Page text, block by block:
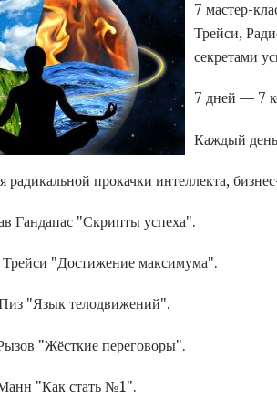
7 мастер-
Трейси,
секретами
7 дней — 7
Каждый день
прокачки интеллекта,
Гандапас "Скрипты успеха".
"Достижение максимума".
"Язык телодвижений".
"Жёсткие переговоры".
"Как стать №1".